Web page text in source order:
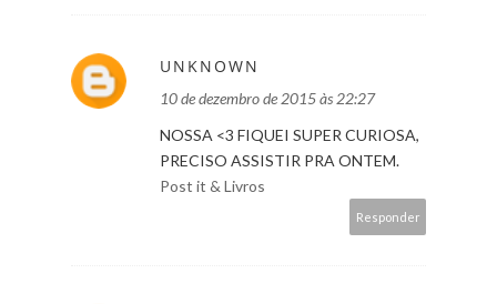
UNKNOWN
10 de dezembro de 2015 às 22:27
NOSSA <3 FIQUEI SUPER CURIOSA,
PRECISO ASSISTIR PRA ONTEM.
Post it & Livros
Responder